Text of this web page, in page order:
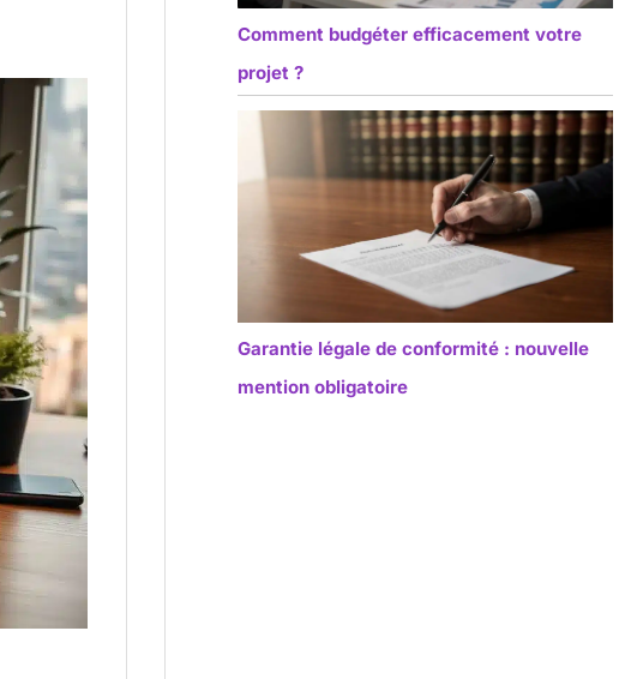
Comment budgéter efficacement votre
projet ?
Garantie légale de conformité : nouvelle
mention obligatoire